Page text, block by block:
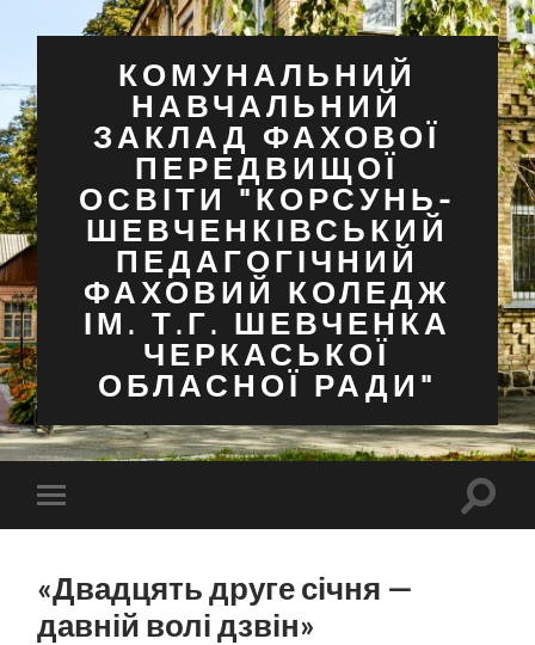
КОМУНАЛЬНИЙ
НАВЧАЛЬНИЙ
ЗАКЛАД ФАХОВОЇ
ПЕРЕДВИЩОЇ
ОСВІТИ "КОРСУНЬ-
ШЕВЧЕНКІВСЬКИЙ
ПЕДАГОГІЧНИЙ
ФАХОВИЙ КОЛЕДЖ
ІМ. Т.Г. ШЕВЧЕНКА
ЧЕРКАСЬКОЇ
ОБЛАСНОЇ РАДИ"
Перемкнути
мобільне
«Двадцять друге січня —
давній волі дзвін»